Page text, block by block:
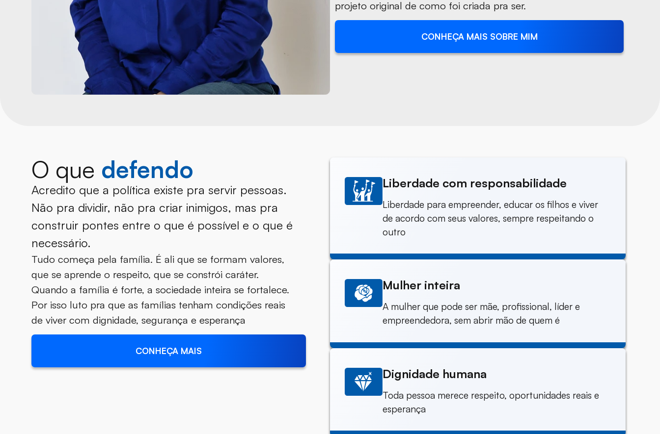
projeto original de como foi criada pra ser.
CONHEÇA MAIS SOBRE MIM
Liberdade com responsabilidade
Liberdade para empreender, educar os filhos e viver
de acordo com seus valores, sempre respeitando o
outro
Mulher inteira
A mulher que pode ser mãe, profissional, líder e
empreendedora, sem abrir mão de quem é
Dignidade humana
Toda pessoa merece respeito, oportunidades reais e
esperança
O que defendo
Acredito que a política existe pra servir pessoas.
Não pra dividir, não pra criar inimigos, mas pra
construir pontes entre o que é possível e o que é
necessário.
Tudo começa pela família. É ali que se formam valores,
que se aprende o respeito, que se constrói caráter.
Quando a família é forte, a sociedade inteira se fortalece.
Por isso luto pra que as famílias tenham condições reais
de viver com dignidade, segurança e esperança
CONHEÇA MAIS